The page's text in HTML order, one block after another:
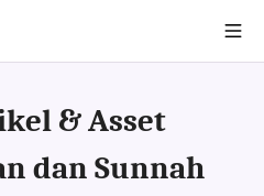
& Asset
dan Sunnah